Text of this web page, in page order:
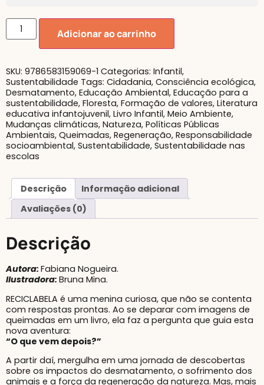
Adicionar ao carrinho
SKU: 9786583159069-1 Categorias: Infantil,
Sustentabilidade Tags: Cidadania, Consciência ecológica,
Desmatamento, Educação Ambiental, Educação para a
sustentabilidade, Floresta, Formação de valores, Literatura
educativa infantojuvenil, Livro Infantil, Meio Ambiente,
Mudanças climáticas, Natureza, Políticas Públicas
Ambientais, Queimadas, Regeneração, Responsabilidade
socioambiental, Sustentabilidade, Sustentabilidade nas
escolas
Descrição
Informação adicional
Avaliações (0)
Descrição
Autora: Fabiana Nogueira.
Ilustradora: Bruna Mina.
RECICLABELA é uma menina curiosa, que não se contenta
com respostas prontas. Ao se deparar com imagens de
queimadas em um livro, ela faz a pergunta que guia esta
nova aventura:
“O que vem depois?”
A partir daí, mergulha em uma jornada de descobertas
sobre os impactos do desmatamento, o sofrimento dos
animais e a força da regeneração da natureza. Mas, mais